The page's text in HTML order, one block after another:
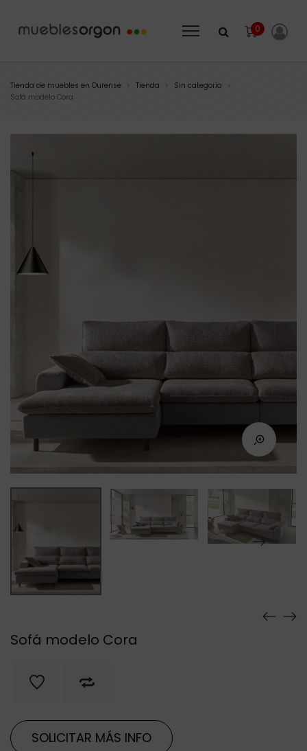
0
Tienda de muebles en Ourense > Tienda > Sin categoría >
Sofá modelo Cora
Sofá modelo Cora
SOLICITAR MÁS INFO